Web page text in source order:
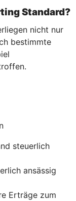
Standard?
nicht nur
bestimmte
steuerlich
ansässig
Erträge zum